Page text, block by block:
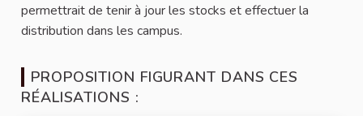
permettrait de tenir à jour les stocks et effectuer la
distribution dans les campus.
PROPOSITION FIGURANT DANS CES
RÉALISATIONS :